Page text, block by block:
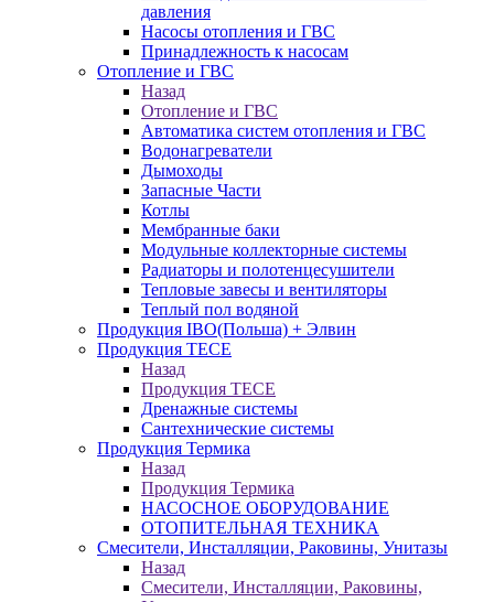
давления
Насосы отопления и ГВС
Принадлежность к насосам
Отопление и ГВС
Назад
Отопление и ГВС
Автоматика систем отопления и ГВС
Водонагреватели
Дымоходы
Запасные Части
Котлы
Мембранные баки
Модульные коллекторные системы
Радиаторы и полотенцесушители
Тепловые завесы и вентиляторы
Теплый пол водяной
Продукция IBO(Польша) + Элвин
Продукция TECE
Назад
Продукция TECE
Дренажные системы
Сантехнические системы
Продукция Термика
Назад
Продукция Термика
НАСОСНОЕ ОБОРУДОВАНИЕ
ОТОПИТЕЛЬНАЯ ТЕХНИКА
Смесители, Инсталляции, Раковины, Унитазы
Назад
Смесители, Инсталляции, Раковины,